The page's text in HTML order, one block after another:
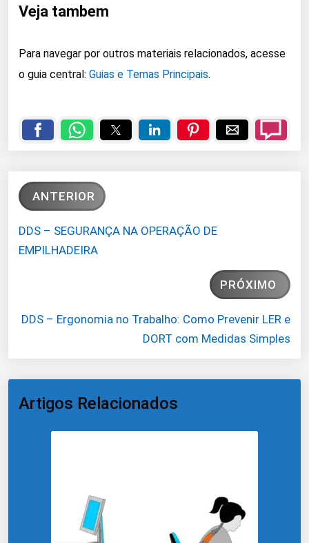
Veja tambem
Para navegar por outros materiais relacionados, acesse
o guia central: Guias e Temas Principais.
ANTERIOR
DDS – SEGURANÇA NA OPERAÇÃO DE
EMPILHADEIRA
PRÓXIMO
DDS – Ergonomia no Trabalho: Como Prevenir LER e
DORT com Medidas Simples
Artigos Relacionados